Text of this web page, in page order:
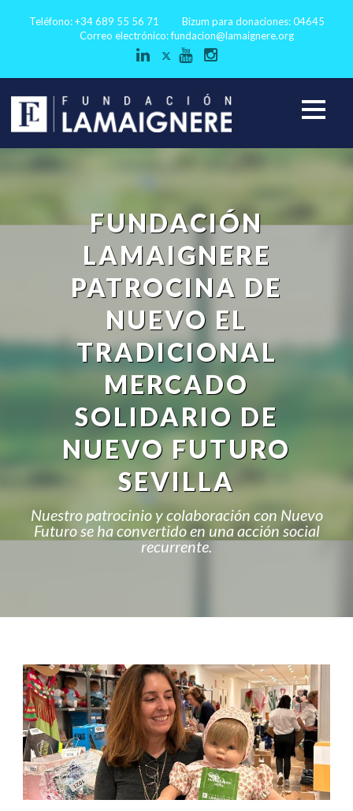
Teléfono: +34 689 55 56 71
Bizum para donaciones: 04645
Correo electrónico:fundacion@lamaignere.org
FUNDACIÓN
LAMAIGNERE
PATROCINA DE
NUEVO EL
TRADICIONAL
MERCADO
SOLIDARIO DE
NUEVO FUTURO
SEVILLA
Nuestro patrocinio y colaboración con Nuevo
Futuro se ha convertido en una acción social
recurrente.